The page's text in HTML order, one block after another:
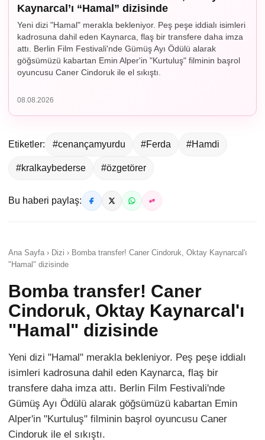
Kaynarcal’ı “Hamal” dizisinde
Yeni dizi "Hamal" merakla bekleniyor. Peş peşe iddialı isimleri
kadrosuna dahil eden Kaynarca, flaş bir transfere daha imza
attı. Berlin Film Festivali'nde Gümüş Ayı Ödülü alarak
göğsümüzü kabartan Emin Alper'in "Kurtuluş" filminin başrol
oyuncusu Caner Cindoruk ile el sıkıştı.
08.08.2026
Etiketler: #cenançamyurdu #Ferda #Hamdi
#kralkaybederse #özgetörer
Bu haberi paylaş:
Ana Sayfa › Dizi › Bomba transfer! Caner Cindoruk, Oktay Kaynarcal'ı
"Hamal" dizisinde
Bomba transfer! Caner
Cindoruk, Oktay Kaynarcal'ı
"Hamal" dizisinde
Yeni dizi "Hamal" merakla bekleniyor. Peş peşe iddialı
isimleri kadrosuna dahil eden Kaynarca, flaş bir
transfere daha imza attı. Berlin Film Festivali'nde
Gümüş Ayı Ödülü alarak göğsümüzü kabartan Emin
Alper'in "Kurtuluş" filminin başrol oyuncusu Caner
Cindoruk ile el sıkıştı.